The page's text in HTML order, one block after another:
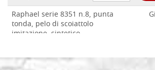
Raphael serie 8351 n.8, punta
tonda, pelo di scoiattolo
imitazione, sintetico
€ 4,50